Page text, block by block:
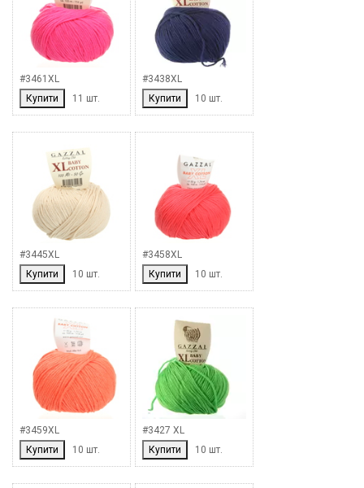
#3461XL
Купити
11 шт.
#3438XL
Купити
10 шт.
#3445XL
Купити
10 шт.
#3458XL
Купити
10 шт.
#3459XL
Купити
10 шт.
#3427 XL
Купити
10 шт.